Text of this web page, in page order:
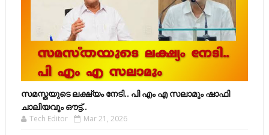
സമസ്തയുടെ ലക്ഷ്യം നേടി.. പി എം എ സലാമും ഷാഫി
ചാലിയവും ഔട്ട്..
Tech Editor Mar 21, 2026